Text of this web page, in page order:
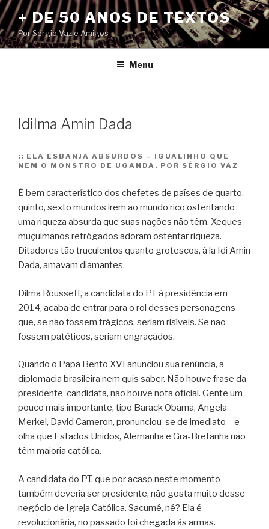
Pular
para
o
conteúdo
+ DE 50 ANOS DE TEXTOS
Por Sérgio Vaz e Amigos
Menu
Idilma Amin Dada
:: ELA ESBANJA ABSURDOS – IGUALINHO QUE
NEM O MONSTRO DE UGANDA. POR SÉRGIO VAZ
É bem característico dos chefetes de países de quarto,
quinto, sexto mundos irem ao mundo rico ostentando
uma riqueza absurda que suas nações não têm. Xeques
muçulmanos retrógados adoram ostentar riqueza.
Ditadores tão truculentos quanto grotescos, à la Idi Amin
Dada, amavam diamantes.
Dilma Rousseff, a candidata do PT à presidência em
2014, acaba de entrar para o rol desses personagens
que, se não fossem trágicos, seriam risíveis. Se não
fossem patéticos, seriam engraçados.
Quando o Papa Bento XVI anunciou sua renúncia, a
diplomacia brasileira nem quis saber. Não houve frase da
presidente-candidata, não houve nota oficial. Gente um
pouco mais importante, tipo Barack Obama, Angela
Merkel, David Cameron, pronunciou-se de imediato – e
olha que Estados Unidos, Alemanha e Grã-Bretanha não
têm maioria católica.
A candidata do PT, que por acaso neste momento
também deveria ser presidente, não gosta muito desse
negócio de Igreja Católica. Sacumé, né? Ela é
revolucionária, no passado foi chegada às armas.